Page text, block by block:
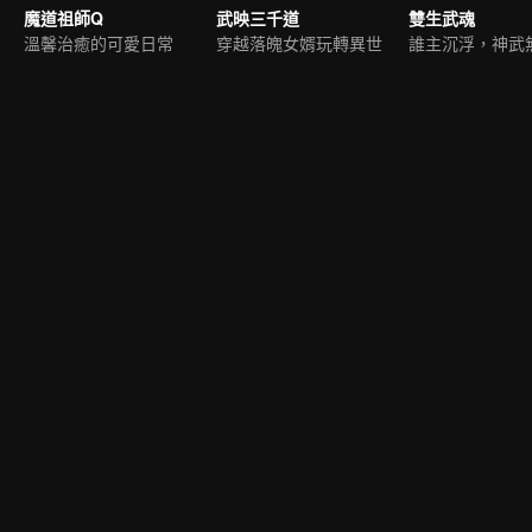
魔道祖師Q
溫馨治癒的可愛日常
武映三千道
穿越落魄女婿玩轉異世
雙生武魂
誰主沉浮，神武